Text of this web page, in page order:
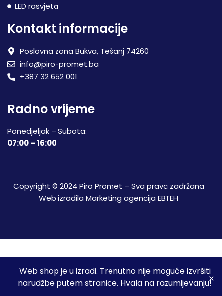
Web shop je u izradi. Trenutno nije moguće izvršiti
narudžbe putem stranice. Hvala na razumijevanju!
LED rasvjeta
Kontakt informacije
Poslovna zona Bukva, Tešanj 74260
info@piro-promet.ba
+387 32 652 001
Radno vrijeme
Ponedjeljak – Subota:
07:00 – 16:00
Copyright © 2024 Piro Promet – Sva prava zadržana
Web izradila Marketing agencija EBTEH
Moj račun